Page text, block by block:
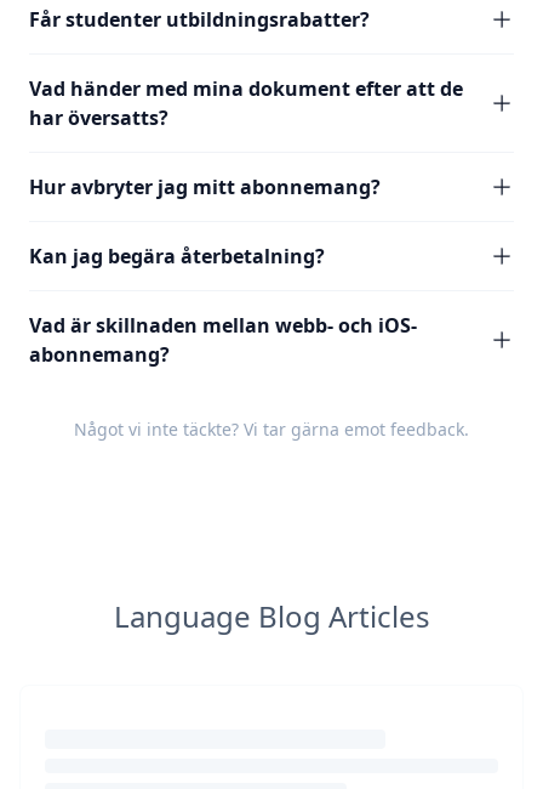
Får studenter utbildningsrabatter?
Vad händer med mina dokument efter att de
har översatts?
Hur avbryter jag mitt abonnemang?
Kan jag begära återbetalning?
Vad är skillnaden mellan webb- och iOS-
abonnemang?
Något vi inte täckte? Vi tar gärna emot feedback.
Language Blog Articles